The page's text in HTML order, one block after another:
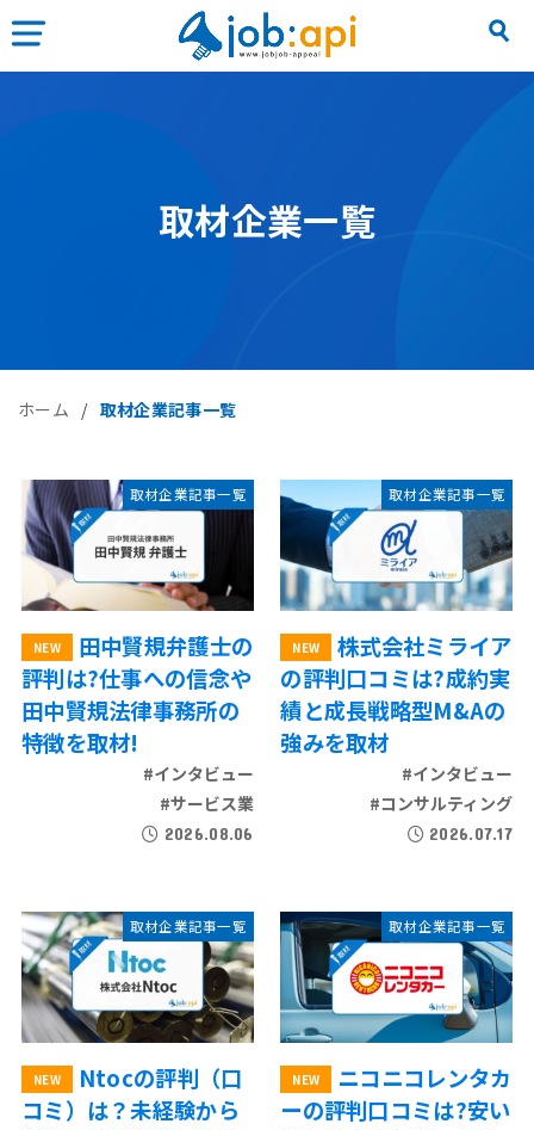
取材企業一覧
ホーム / 取材企業記事一覧
取材企業記事一覧
田中賢規弁護士の
評判は?仕事への信念や
田中賢規法律事務所の
特徴を取材!
#インタビュー
#サービス業
2026.08.06
取材企業記事一覧
株式会社ミライア
の評判口コミは?成約実
績と成長戦略型M&Aの
強みを取材
#インタビュー
#コンサルティング
2026.07.17
取材企業記事一覧
Ntocの評判（口
コミ）は？未経験から
取材企業記事一覧
ニコニコレンタカ
ーの評判口コミは?安い